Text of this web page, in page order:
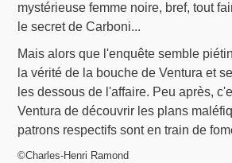
mystérieuse femme noire, bref, tout
le secret de Carboni...
Mais alors que l'enquête semble
la vérité de la bouche de Ventura et
les dessous de l'affaire. Peu après,
Ventura de découvrir les plans
patrons respectifs sont en train de
©Charles-Henri Ramond